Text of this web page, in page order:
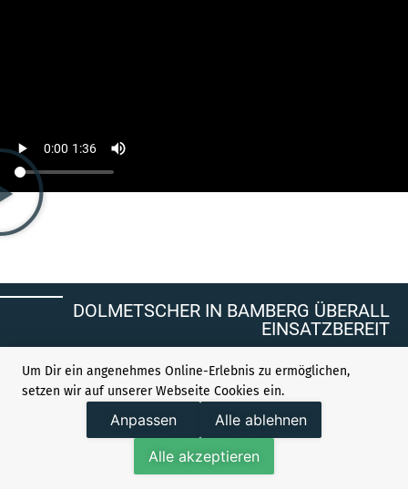
DOLMETSCHER IN BAMBERG ÜBERALL
EINSATZBEREIT
SIMULTANDOLMETSCHER
VIDEODOLMETSCHER
KONSEKUTIVDOLMETSCHER
Um Dir ein angenehmes Online-Erlebnis zu ermöglichen,
setzen wir auf unserer Webseite Cookies ein.
Anpassen
Alle ablehnen
Alle akzeptieren